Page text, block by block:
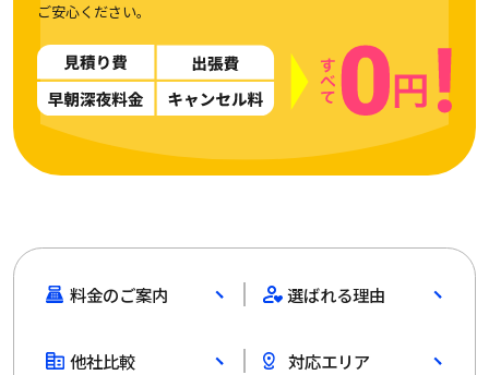
ご安心ください。
料金のご案内 選ばれる理由
他社比較 対応エリア